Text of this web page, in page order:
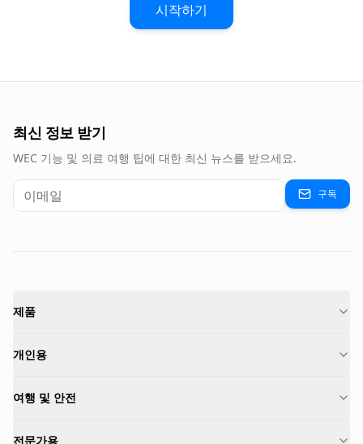
시작하기
최신 정보 받기
WEC 기능 및 의료 여행 팁에 대한 최신 뉴스를 받으세요.
구독
제품
개인용
여행 및 안전
전문가용